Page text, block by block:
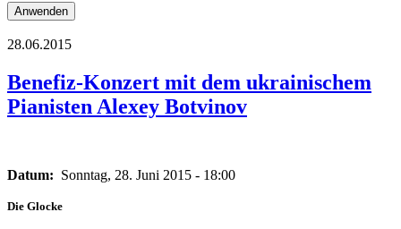
botvinov-a.jpg
28.06.2015
Benefiz-Konzert mit dem ukrainischem
Pianisten Alexey Botvinov
botvinov-a.jpg
Datum: Sonntag, 28. Juni 2015 - 18:00
Die Glocke